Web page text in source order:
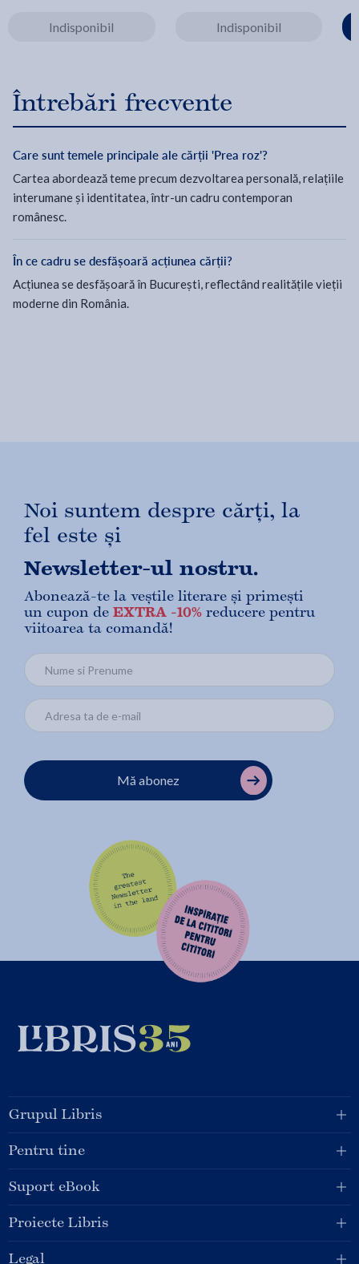
Indisponibil Indisponibil
Întrebări frecvente
Care sunt temele principale ale cărții 'Prea roz'?
Cartea abordează teme precum dezvoltarea personală, relațiile
interumane și identitatea, într-un cadru contemporan
românesc.
În ce cadru se desfășoară acțiunea cărții?
Acțiunea se desfășoară în București, reflectând realitățile vieții
moderne din România.
Noi suntem despre cărți, la
fel este și
Newsletter-ul nostru.
Abonează-te la veștile literare și primești
un cupon de EXTRA -10% reducere pentru
viitoarea ta comandă!
Mă abonez
Grupul Libris
Pentru tine
Suport eBook
Proiecte Libris
Legal